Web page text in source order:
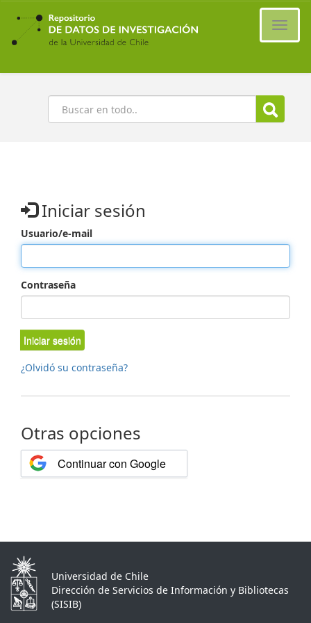
Ir
contenido
principal
Buscar
Iniciar sesión
Usuario/e-mail
Contraseña
Iniciar sesión
¿Olvidó su contraseña?
Otras opciones
Continuar con Google
Universidad de Chile
Dirección de Servicios de Información y Bibliotecas
(SISIB)